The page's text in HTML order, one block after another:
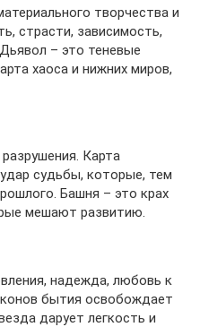
творчества и
страсти, зависимость,
– это теневые
хаоса и нижних миров,
Карта
судьбы, которые, тем
Башня – это крах
мешают развитию.
надежда, любовь к
бытия освобождает
дарует легкость и